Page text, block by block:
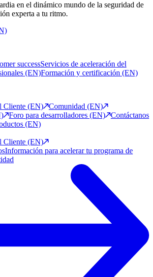
en el dinámico mundo de la seguridad de
experta a tu ritmo.
successServicios de aceleración del
(EN)Formación y certificación (EN)
Cliente (EN)
Comunidad (EN)
Foro para desarrolladores (EN)
Contáctanos
(EN)
Cliente (EN)
Información para acelerar tu programa de